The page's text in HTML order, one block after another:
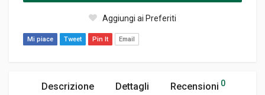
Aggiungi ai Preferiti
Mi piace Tweet Pin It Email
Descrizione Dettagli Recensioni 0